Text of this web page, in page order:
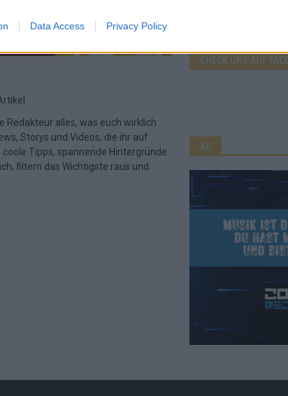
Data Access Privacy Policy
Redakteur alles, was euch wirklich
Storys und Videos, die ihr auf
coole Tipps, spannende Hintergründe
filtern das Wichtigste raus und
CHECK UNS AUF
AD